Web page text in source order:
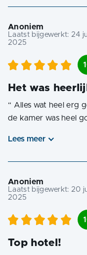
Anoniem
Laatst bijgewerkt:24
2025
Het was
“ Alles wat heel erg
de kamer was heel
Lees meer
Anoniem
Laatst bijgewerkt: 20
2025
Top hotel!